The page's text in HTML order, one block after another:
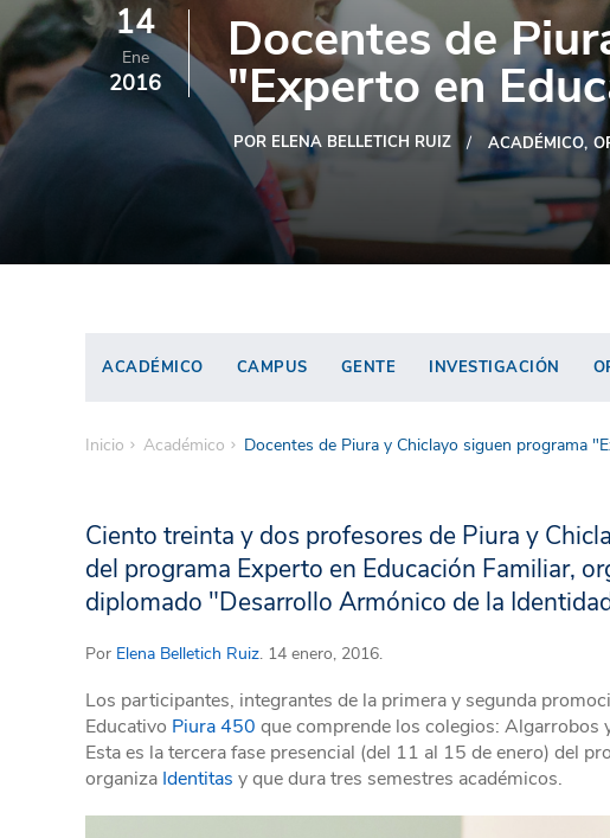
14
Ene
2016
Docentes de
"Experto en
POR ELENA BELLETICH RUIZ ACADÉMICO
ACADÉMICO CAMPUS GENTE INVESTIGACIÓN
Inicio Académico Docentes de Piura y Chiclayo siguen programa
Ciento treinta y dos profesores de Piura y
del programa Experto en Educación Familiar,
diplomado "Desarrollo Armónico de la
Por Elena Belletich Ruiz. 14 enero, 2016.
Los participantes, integrantes de la primera y segunda
Educativo Piura 450 que comprende los colegios: Algarrobos
Esta es la tercera fase presencial (del 11 al 15 de enero) del
organiza Identitas y que dura tres semestres académicos.